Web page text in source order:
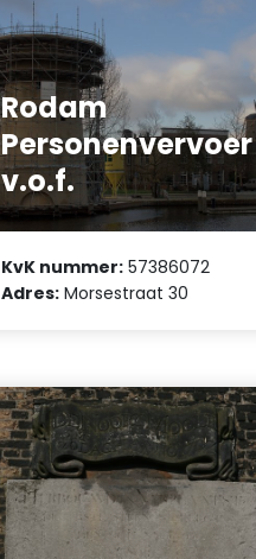
Rodam
Personenvervoer
v.o.f.
KvK nummer: 57386072
Adres: Morsestraat 30